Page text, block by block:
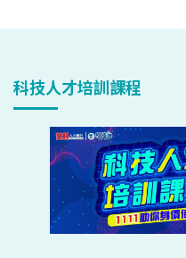
科技人才培訓課程